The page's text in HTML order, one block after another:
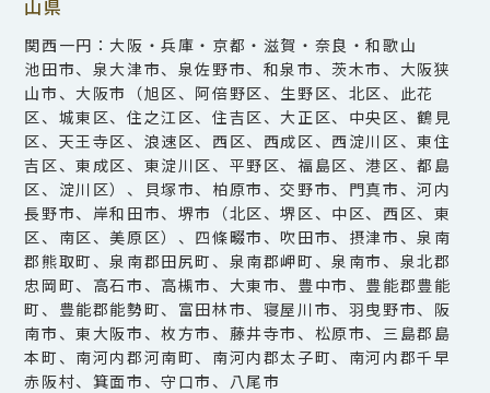
山県
関西一円：大阪・兵庫・京都・滋賀・奈良・和歌山
池田市、泉大津市、泉佐野市、和泉市、茨木市、大阪狭
山市、大阪市（旭区、阿倍野区、生野区、北区、此花
区、城東区、住之江区、住吉区、大正区、中央区、鶴見
区、天王寺区、浪速区、西区、西成区、西淀川区、東住
吉区、東成区、東淀川区、平野区、福島区、港区、都島
区、淀川区）、貝塚市、柏原市、交野市、門真市、河内
長野市、岸和田市、堺市（北区、堺区、中区、西区、東
区、南区、美原区）、四條畷市、吹田市、摂津市、泉南
郡熊取町、泉南郡田尻町、泉南郡岬町、泉南市、泉北郡
忠岡町、高石市、高槻市、大東市、豊中市、豊能郡豊能
町、豊能郡能勢町、富田林市、寝屋川市、羽曳野市、阪
南市、東大阪市、枚方市、藤井寺市、松原市、三島郡島
本町、南河内郡河南町、南河内郡太子町、南河内郡千早
赤阪村、箕面市、守口市、八尾市